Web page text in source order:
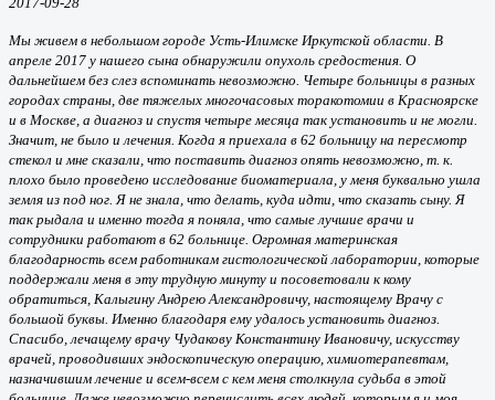
Мы живем в небольшом городе Усть-Илимске Иркутской области. В
апреле 2017 у нашего сына обнаружили опухоль средостения. О
дальнейшем без слез вспоминать невозможно. Четыре больницы в разных
городах страны, две тяжелых многочасовых торакотомии в Красноярске
и в Москве, а диагноз и спустя четыре месяца так установить и не могли.
Значит, не было и лечения. Когда я приехала в 62 больницу на пересмотр
стекол и мне сказали, что поставить диагноз опять невозможно, т. к.
плохо было проведено исследование биоматериала, у меня буквально ушла
земля из под ног. Я не знала, что делать, куда идти, что сказать сыну. Я
так рыдала и именно тогда я поняла, что самые лучшие врачи и
сотрудники работают в 62 больнице. Огромная материнская
благодарность всем работникам гистологической лаборатории, которые
поддержали меня в эту трудную минуту и посоветовали к кому
обратиться, Калыгину Андрею Александровичу, настоящему Врачу с
большой буквы. Именно благодаря ему удалось установить диагноз.
Спасибо, лечащему врачу Чудакову Константину Ивановичу, искусству
врачей, проводивших эндоскопическую операцию, химиотерапевтам,
назначившим лечение и всем-всем с кем меня столкнула судьба в этой